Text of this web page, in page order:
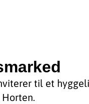
til et